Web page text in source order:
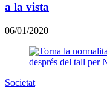
a la vista
06/01/2020
Societat